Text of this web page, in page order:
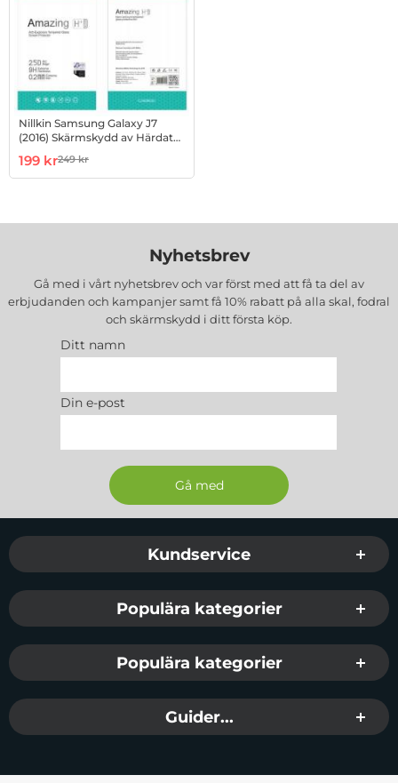
Nillkin Samsung Galaxy J7
(2016) Skärmskydd av Härdat
Art. nr 1002900519
rea pris
199 krtidigare pris
249 kr
Nyhetsbrev
Gå med i vårt nyhetsbrev och var först med att få ta del av
erbjudanden och kampanjer samt få 10% rabatt på alla skal, fodral
och skärmskydd i ditt första köp.
Ditt namn
Din e-post
Sidfot Blandad info och länkar
Kundservice
Populära kategorier
Populära kategorier
Guider...